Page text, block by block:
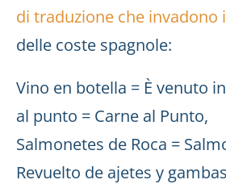
di traduzione che invadono
delle coste spagnole:
Vino en botella = È venuto
al punto = Carne al Punto,
Salmonetes de Roca =
Revuelto de ajetes y